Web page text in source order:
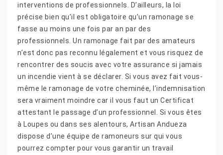
interventions de professionnels. D’ailleurs, la loi
précise bien qu’il est obligatoire qu’un ramonage se
fasse au moins une fois par an par des
professionnels. Un ramonage fait par des amateurs
n’est donc pas reconnu légalement et vous risquez de
rencontrer des soucis avec votre assurance si jamais
un incendie vient à se déclarer. Si vous avez fait vous-
même le ramonage de votre cheminée, l’indemnisation
sera vraiment moindre car il vous faut un Certificat
attestant le passage d’un professionnel. Si vous êtes
à Loupes ou dans ses alentours, Artisan Andueza
dispose d’une équipe de ramoneurs sur qui vous
pourrez compter pour vous garantir un travail